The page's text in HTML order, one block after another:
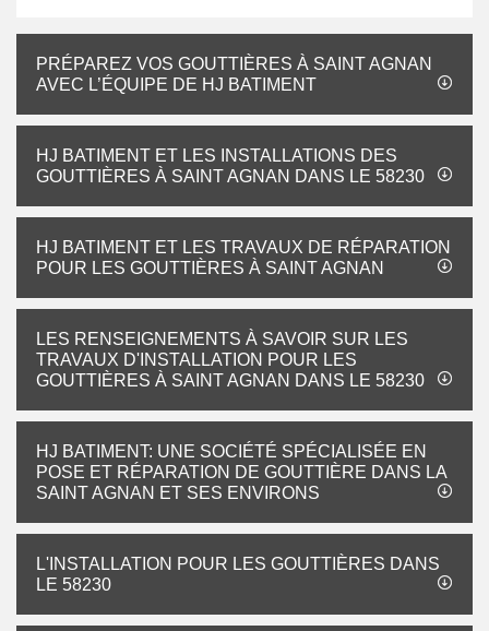
PRÉPAREZ VOS GOUTTIÈRES À SAINT AGNAN
AVEC L’ÉQUIPE DE HJ BATIMENT
HJ BATIMENT ET LES INSTALLATIONS DES
GOUTTIÈRES À SAINT AGNAN DANS LE 58230
HJ BATIMENT ET LES TRAVAUX DE RÉPARATION
POUR LES GOUTTIÈRES À SAINT AGNAN
LES RENSEIGNEMENTS À SAVOIR SUR LES
TRAVAUX D'INSTALLATION POUR LES
GOUTTIÈRES À SAINT AGNAN DANS LE 58230
HJ BATIMENT: UNE SOCIÉTÉ SPÉCIALISÉE EN
POSE ET RÉPARATION DE GOUTTIÈRE DANS LA
SAINT AGNAN ET SES ENVIRONS
L'INSTALLATION POUR LES GOUTTIÈRES DANS
LE 58230